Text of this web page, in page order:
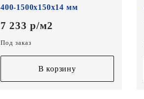
400-1500х150х14 мм
7 233 р/м2
Под заказ
В корзину